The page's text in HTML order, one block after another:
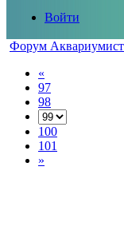
Войти
Форум
«
97
98
100
101
»